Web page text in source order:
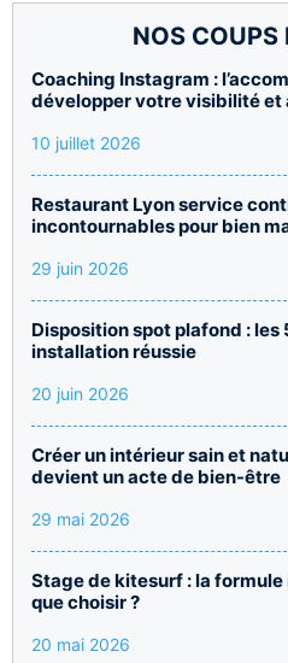
NOS COUPS
Coaching Instagram :
développer votre visibilité
10 juillet 2026
Restaurant Lyon service
incontournables pour bien
29 juin 2026
Disposition spot plafond : les
installation réussie
20 juin 2026
Créer un intérieur sain et
devient un acte de bien-être
29 mai 2026
Stage de kitesurf : la
que choisir ?
20 mai 2026